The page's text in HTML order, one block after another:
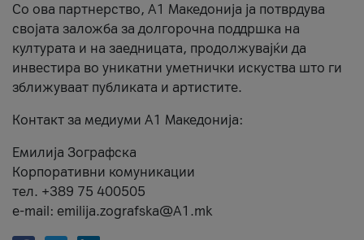
Со ова партнерство, A1 Македонија ја потврдува
својата заложба за долгорочна поддршка на
културата и на заедницата, продолжувајќи да
инвестира во уникатни уметнички искуства што ги
зближуваат публиката и артистите.
Контакт за медиуми А1 Македонија:
Емилија Зографска
Корпоративни комуникации
тел. +389 75 400505
e-mail: emilija.zografska@A1.mk